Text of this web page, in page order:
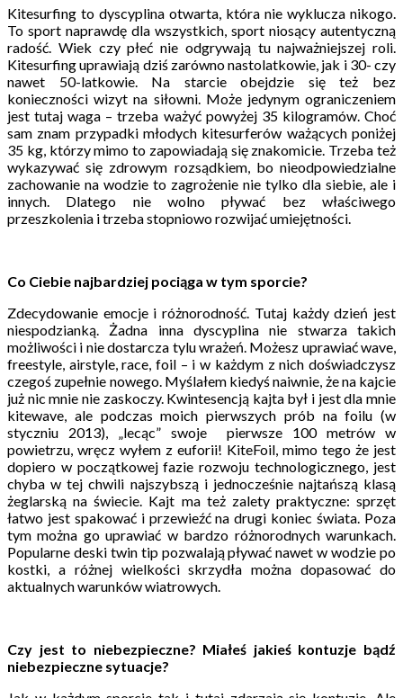
Kitesurfing to dyscyplina otwarta, która nie wyklucza nikogo.
To sport naprawdę dla wszystkich, sport niosący autentyczną
radość. Wiek czy płeć nie odgrywają tu najważniejszej roli.
Kitesurfing uprawiają dziś zarówno nastolatkowie, jak i 30- czy
nawet 50-latkowie. Na starcie obejdzie się też bez
konieczności wizyt na siłowni. Może jedynym ograniczeniem
jest tutaj waga – trzeba ważyć powyżej 35 kilogramów. Choć
sam znam przypadki młodych kitesurferów ważących poniżej
35 kg, którzy mimo to zapowiadają się znakomicie. Trzeba też
wykazywać się zdrowym rozsądkiem, bo nieodpowiedzialne
zachowanie na wodzie to zagrożenie nie tylko dla siebie, ale i
innych. Dlatego nie wolno pływać bez właściwego
przeszkolenia i trzeba stopniowo rozwijać umiejętności.
Co Ciebie najbardziej pociąga w tym sporcie?
Zdecydowanie emocje i różnorodność. Tutaj każdy dzień jest
niespodzianką. Żadna inna dyscyplina nie stwarza takich
możliwości i nie dostarcza tylu wrażeń. Możesz uprawiać wave,
freestyle, airstyle, race, foil – i w każdym z nich doświadczysz
czegoś zupełnie nowego. Myślałem kiedyś naiwnie, że na kajcie
już nic mnie nie zaskoczy. Kwintesencją kajta był i jest dla mnie
kitewave, ale podczas moich pierwszych prób na foilu (w
styczniu 2013), „lecąc” swoje pierwsze 100 metrów w
powietrzu, wręcz wyłem z euforii! KiteFoil, mimo tego że jest
dopiero w początkowej fazie rozwoju technologicznego, jest
chyba w tej chwili najszybszą i jednocześnie najtańszą klasą
żeglarską na świecie. Kajt ma też zalety praktyczne: sprzęt
łatwo jest spakować i przewieźć na drugi koniec świata. Poza
tym można go uprawiać w bardzo różnorodnych warunkach.
Popularne deski twin tip pozwalają pływać nawet w wodzie po
kostki, a różnej wielkości skrzydła można dopasować do
aktualnych warunków wiatrowych.
Czy jest to niebezpieczne? Miałeś jakieś kontuzje bądź
niebezpieczne sytuacje?